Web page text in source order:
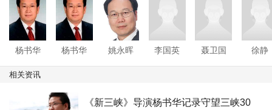
杨书华 杨书华 姚永晖 李国英 聂卫国 徐静
相关资讯
《新三峡》导演杨书华记录守望三峡30